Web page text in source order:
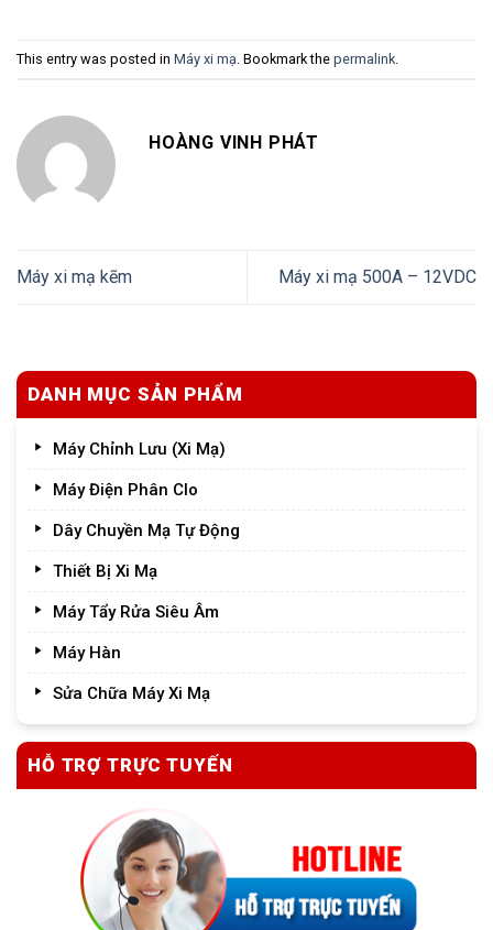
This entry was posted in Máy xi mạ . Bookmark the permalink
HOÀNG VINH PHÁT
Máy xi mạ kẽm Máy xi mạ 500A – 12VDC
DANH MỤC SẢN PHẨM
Máy Chỉnh Lưu (Xi Mạ)
Máy Điện Phân Clo
Dây Chuyền Mạ Tự Động
Thiết Bị Xi Mạ
Máy Tẩy Rửa Siêu Âm
Máy Hàn
Sửa Chữa Máy Xi Mạ
HỖ TRỢ TRỰC TUYẾN